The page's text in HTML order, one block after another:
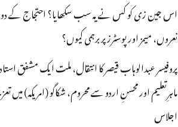
اس جین زی کو کس نے یہ سب سکھایا؟ احتجاج کے
نعروں، میمز اور پوسٹرز پر برہمی کیوں؟
پروفیسر عبدالوہاب قیصر کا انتقال، ملت ایک مشفق
ماہرِتعلیم اور محسنِ اردو سے محروم، شکاگو (امریکہ) میں
اجلاس